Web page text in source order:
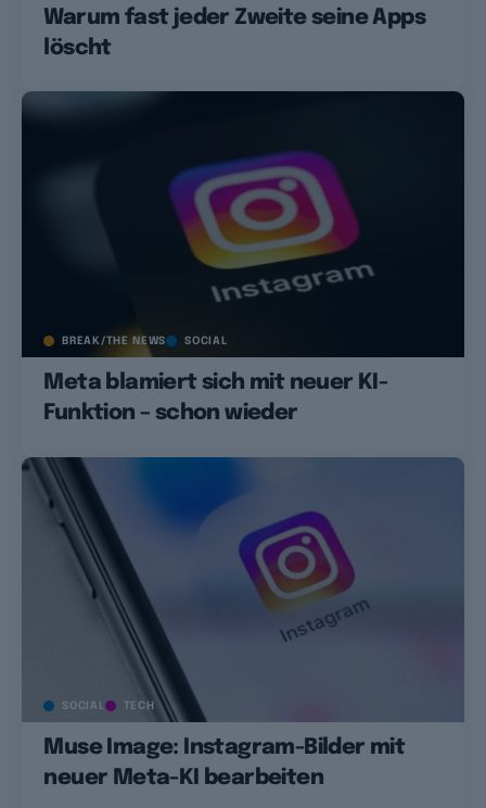
Warum fast jeder Zweite seine Apps
löscht
BREAK/THE NEWS SOCIAL
Meta blamiert sich mit neuer KI-
Funktion – schon wieder
SOCIAL TECH
Muse Image: Instagram-Bilder mit
neuer Meta-KI bearbeiten